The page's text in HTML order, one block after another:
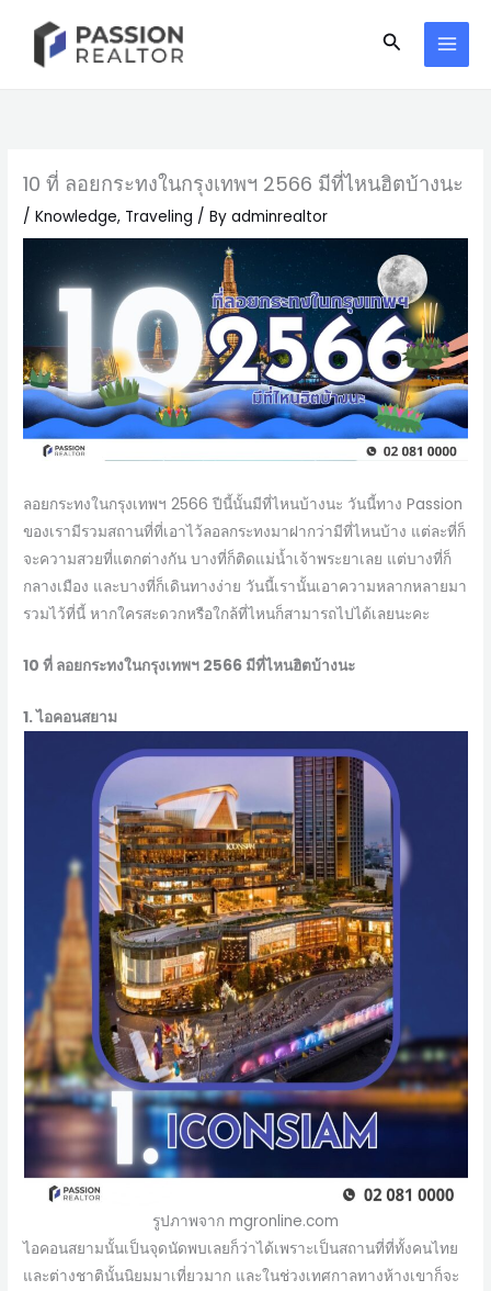
content
Search
10 ที่ ลอยกระทงในกรุงเทพฯ 2566 มีที่ไหนฮิตบ้างนะ
/Knowledge, Traveling / Byadminrealtor
ลอยกระทงในกรุงเทพฯ 2566 ปีนี้นั้นมีที่ไหนบ้างนะ วันนี้ทาง Passion
ของเรามีรวมสถานที่ที่เอาไว้ลอลกระทงมาฝากว่ามีที่ไหนบ้าง แต่ละที่ก็
จะความสวยที่แตกต่างกัน บางที่ก็ติดแม่น้ำเจ้าพระยาเลย แต่บางที่ก็
กลางเมือง และบางที่ก็เดินทางง่าย วันนี้เรานั้นเอาความหลากหลายมา
รวมไว้ที่นี้ หากใครสะดวกหรือใกล้ที่ไหนก็สามารถไปได้เลยนะคะ
10 ที่ ลอยกระทงในกรุงเทพฯ 2566 มีที่ไหนฮิตบ้างนะ
1. ไอคอนสยาม
รูปภาพจาก mgronline.com
ไอคอนสยามนั้นเป็นจุดนัดพบเลยก็ว่าได้เพราะเป็นสถานที่ที่ทั้งคนไทย
และต่างชาตินั้นนิยมมาเที่ยวมาก และในช่วงเทศกาลทางห้างเขาก็จะ